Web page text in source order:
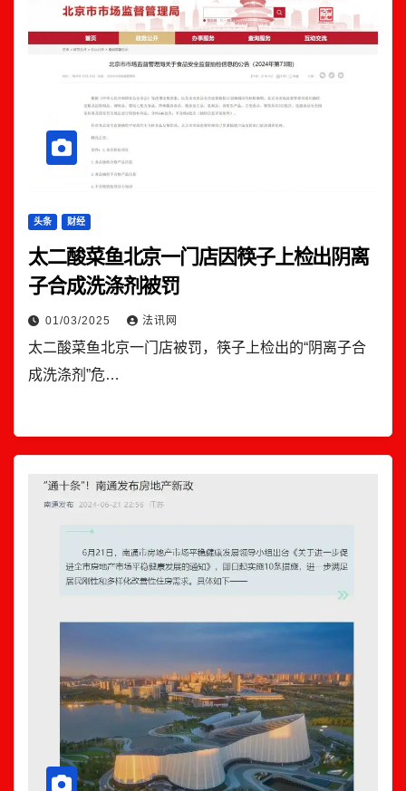
头条 财经
太二酸菜鱼北京一门店因筷子上检出阴离
子合成洗涤剂被罚
01/03/2025 法讯网
太二酸菜鱼北京一门店被罚，筷子上检出的“阴离子合
成洗涤剂”危…